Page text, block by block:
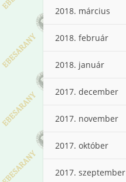
2018. március
2018. február
2018. január
2017. december
2017. november
2017. október
2017. szeptember